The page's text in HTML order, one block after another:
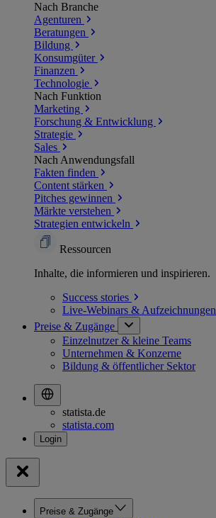
Nach Branche
Agenturen
Beratungen
Bildung
Konsumgüter
Finanzen
Technologie
Nach Funktion
Marketing
Forschung & Entwicklung
Strategie
Sales
Nach Anwendungsfall
Fakten finden
Content stärken
Pitches gewinnen
Märkte verstehen
Strategien entwickeln
Ressourcen
Inhalte, die informieren und inspirieren.
Success stories
Live-Webinars & Aufzeichnungen
Preise & Zugänge
Einzelnutzer & kleine Teams
Unternehmen & Konzerne
Bildung & öffentlicher Sektor
statista.de
statista.com
Preise & Zugänge